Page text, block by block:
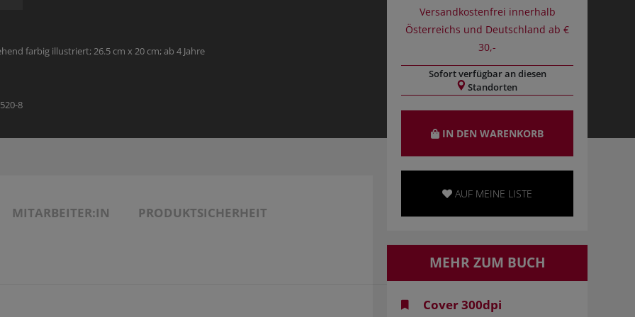
SONDERANGEBOTE
AUTOR:INNEN UND ILLUSTRATOR:INNEN
farbig illustriert; 26.5 cm x 20 cm; ab 4 Jahre
8
MITARBEITER:IN PRODUKTSICHERHEIT
Versandkostenfrei innerhalb
Österreichs und Deutschland ab €
30,-
Sofort verfügbar an diesen
Standorten
IN DEN WARENKORB
AUF MEINE LISTE
MEHR ZUM BUCH
Cover 300dpi